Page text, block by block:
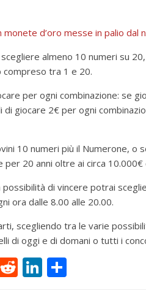
d’oro messe in palio dal
almeno 10 numeri su
compreso tra 1 e 20.
per ogni combinazione: se
giocare 2€ per ogni
10 numeri più il Numerone, o
per 20 anni oltre ai circa
di vincere potrai
ora dalle 8.00 alle 20.00.
scegliendo tra le varie
di oggi e di domani o tutti i
R Li